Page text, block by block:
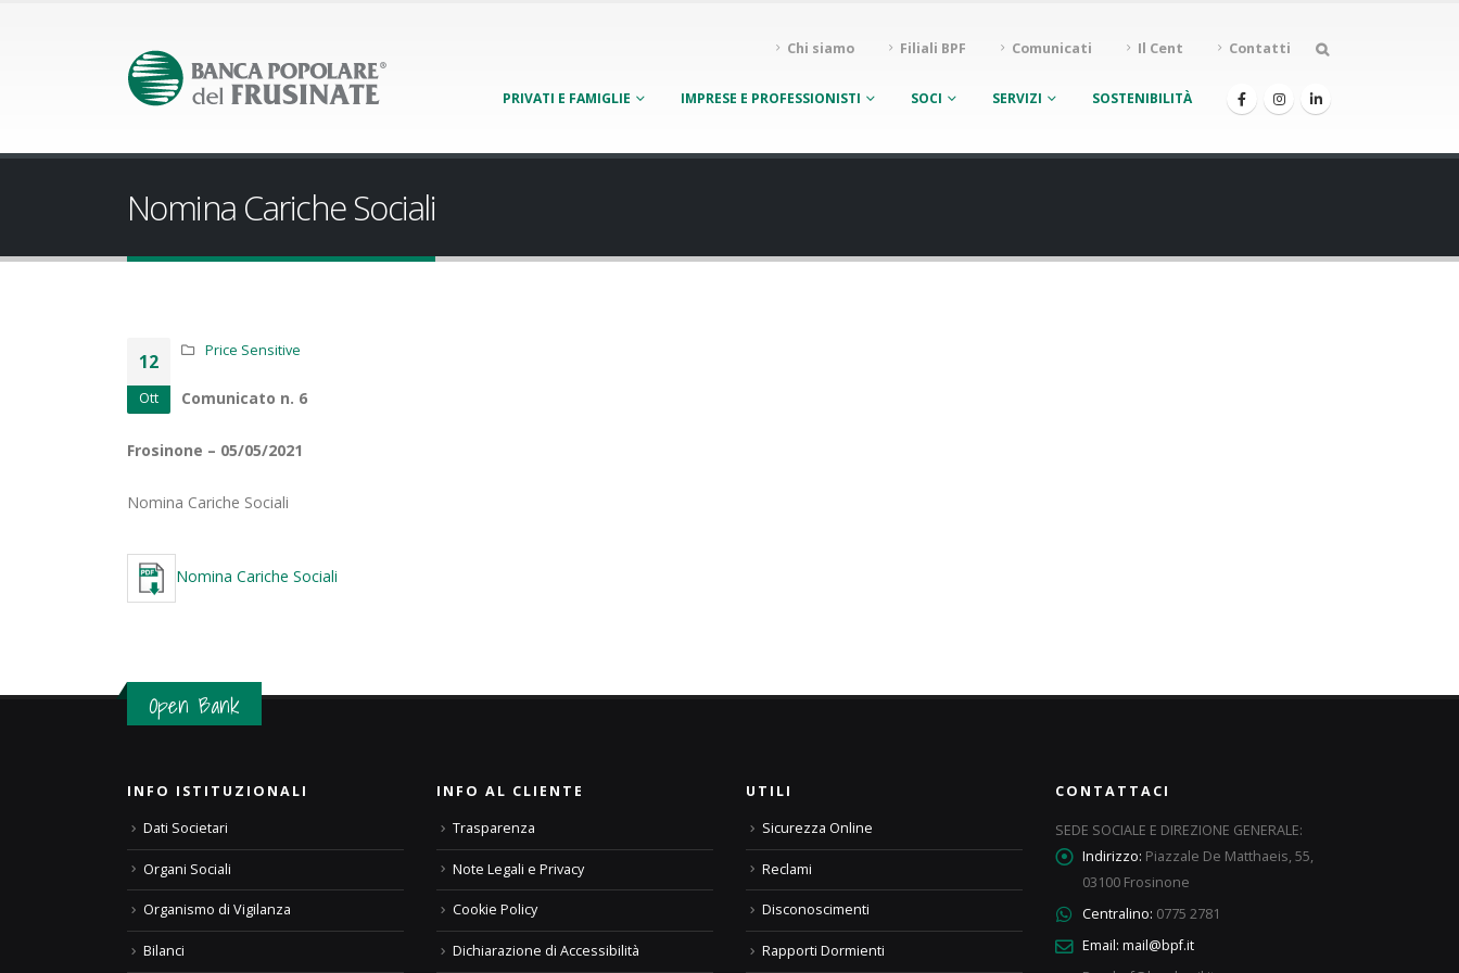
Chi siamo Filiali BPF Comunicati Il Cent Contatti
PRIVATI E FAMIGLIE IMPRESE E PROFESSIONISTI SOCI SERVIZI SOSTENIBILITÀ
Nomina Cariche Sociali
12
Ott
Price Sensitive
Comunicato n. 6
Frosinone – 05/05/2021
Nomina Cariche Sociali
Nomina Cariche Sociali
Open Bank
INFO ISTITUZIONALI
Dati Societari
Organi Sociali
Organismo di Vigilanza
Bilanci
INFO AL CLIENTE
Trasparenza
Note Legali e Privacy
Cookie Policy
Dichiarazione di Accessibilità
UTILI
Sicurezza Online
Reclami
Disconoscimenti
Rapporti Dormienti
CONTATTACI
SEDE SOCIALE E DIREZIONE GENERALE:
Indirizzo: Piazzale De Matthaeis, 55,
03100 Frosinone
Centralino: 0775 2781
Email: mail@bpf.it